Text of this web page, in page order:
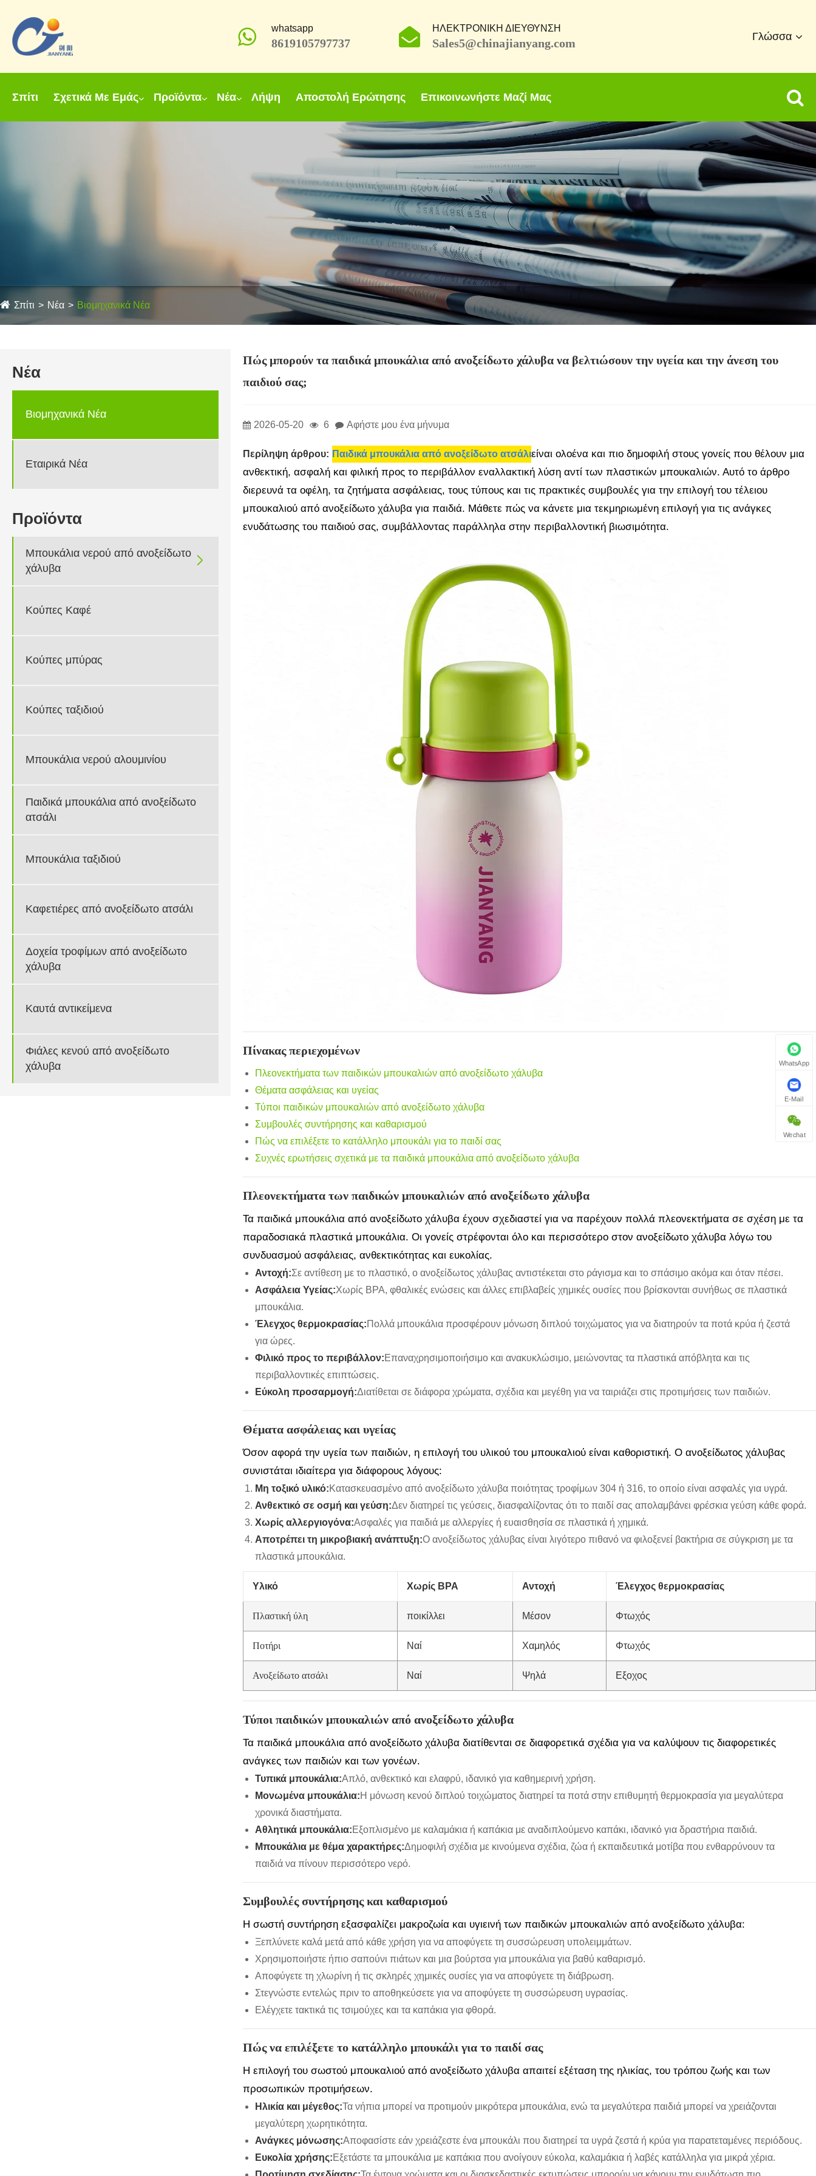
whatsapp
8619105797737
ΗΛΕΚΤΡΟΝΙΚΗ ΔΙΕΥΘΥΝΣΗ
Sales5@chinajianyang.com
Γλώσσα
Σπίτι Σχετικά Με Εμάς Προϊόντα Νέα Λήψη Αποστολή Ερώτησης Επικοινωνήστε Μαζί Μας
Σπίτι Νέα Βιομηχανικά Νέα
Νέα
Βιομηχανικά Νέα
Εταιρικά Νέα
Προϊόντα
Μπουκάλια νερού από ανοξείδωτο
χάλυβα

Κούπες Καφέ
Κούπες μπύρας
Κούπες ταξιδιού
Μπουκάλια νερού αλουμινίου
Παιδικά μπουκάλια από ανοξείδωτο
ατσάλι
Μπουκάλια ταξιδιού
Καφετιέρες από ανοξείδωτο ατσάλι
Δοχεία τροφίμων από ανοξείδωτο
χάλυβα
Καυτά αντικείμενα
Φιάλες κενού από ανοξείδωτο
χάλυβα
Πώς μπορούν τα παιδικά μπουκάλια από ανοξείδωτο χάλυβα να βελτιώσουν την υγεία και την άνεση του
παιδιού σας;
2026-05-20 6 Αφήστε μου ένα μήνυμα
Περίληψη άρθρου: Παιδικά μπουκάλια από ανοξείδωτο ατσάλιείναι ολοένα και πιο δημοφιλή στους γονείς που θέλουν μια
ανθεκτική, ασφαλή και φιλική προς το περιβάλλον εναλλακτική λύση αντί των πλαστικών μπουκαλιών. Αυτό το άρθρο
διερευνά τα οφέλη, τα ζητήματα ασφάλειας, τους τύπους και τις πρακτικές συμβουλές για την επιλογή του τέλειου
μπουκαλιού από ανοξείδωτο χάλυβα για παιδιά. Μάθετε πώς να κάνετε μια τεκμηριωμένη επιλογή για τις ανάγκες
ενυδάτωσης του παιδιού σας, συμβάλλοντας παράλληλα στην περιβαλλοντική βιωσιμότητα.
Πίνακας περιεχομένων
Πλεονεκτήματα των παιδικών μπουκαλιών από ανοξείδωτο χάλυβα
Θέματα ασφάλειας και υγείας
Τύποι παιδικών μπουκαλιών από ανοξείδωτο χάλυβα
Συμβουλές συντήρησης και καθαρισμού
Πώς να επιλέξετε το κατάλληλο μπουκάλι για το παιδί σας
Συχνές ερωτήσεις σχετικά με τα παιδικά μπουκάλια από ανοξείδωτο χάλυβα
Πλεονεκτήματα των παιδικών μπουκαλιών από ανοξείδωτο χάλυβα
Τα παιδικά μπουκάλια από ανοξείδωτο χάλυβα έχουν σχεδιαστεί για να παρέχουν πολλά πλεονεκτήματα σε σχέση με τα
παραδοσιακά πλαστικά μπουκάλια. Οι γονείς στρέφονται όλο και περισσότερο στον ανοξείδωτο χάλυβα λόγω του
συνδυασμού ασφάλειας, ανθεκτικότητας και ευκολίας.
Αντοχή:Σε αντίθεση με το πλαστικό, ο ανοξείδωτος χάλυβας αντιστέκεται στο ράγισμα και το σπάσιμο ακόμα και όταν πέσει.
Ασφάλεια Υγείας:Χωρίς BPA, φθαλικές ενώσεις και άλλες επιβλαβείς χημικές ουσίες που βρίσκονται συνήθως σε πλαστικά
μπουκάλια.
Έλεγχος θερμοκρασίας:Πολλά μπουκάλια προσφέρουν μόνωση διπλού τοιχώματος για να διατηρούν τα ποτά κρύα ή ζεστά
για ώρες.
Φιλικό προς το περιβάλλον:Επαναχρησιμοποιήσιμο και ανακυκλώσιμο, μειώνοντας τα πλαστικά απόβλητα και τις
περιβαλλοντικές επιπτώσεις.
Εύκολη προσαρμογή:Διατίθεται σε διάφορα χρώματα, σχέδια και μεγέθη για να ταιριάζει στις προτιμήσεις των παιδιών.
Θέματα ασφάλειας και υγείας
Όσον αφορά την υγεία των παιδιών, η επιλογή του υλικού του μπουκαλιού είναι καθοριστική. Ο ανοξείδωτος χάλυβας
συνιστάται ιδιαίτερα για διάφορους λόγους:
Μη τοξικό υλικό:Κατασκευασμένο από ανοξείδωτο χάλυβα ποιότητας τροφίμων 304 ή 316, το οποίο είναι ασφαλές για υγρά.
Ανθεκτικό σε οσμή και γεύση:Δεν διατηρεί τις γεύσεις, διασφαλίζοντας ότι το παιδί σας απολαμβάνει φρέσκια γεύση κάθε φορά.
Χωρίς αλλεργιογόνα:Ασφαλές για παιδιά με αλλεργίες ή ευαισθησία σε πλαστικά ή χημικά.
Αποτρέπει τη μικροβιακή ανάπτυξη:Ο ανοξείδωτος χάλυβας είναι λιγότερο πιθανό να φιλοξενεί βακτήρια σε σύγκριση με τα
πλαστικά μπουκάλια.
Υλικό Χωρίς BPA Αντοχή Έλεγχος θερμοκρασίας
Πλαστική ύλη ποικίλλει Μέσον Φτωχός
Ποτήρι Ναί Χαμηλός Φτωχός
Ανοξείδωτο ατσάλι Ναί Ψηλά Εξοχος
Τύποι παιδικών μπουκαλιών από ανοξείδωτο χάλυβα
Τα παιδικά μπουκάλια από ανοξείδωτο χάλυβα διατίθενται σε διαφορετικά σχέδια για να καλύψουν τις διαφορετικές
ανάγκες των παιδιών και των γονέων.
Τυπικά μπουκάλια:Απλό, ανθεκτικό και ελαφρύ, ιδανικό για καθημερινή χρήση.
Μονωμένα μπουκάλια:Η μόνωση κενού διπλού τοιχώματος διατηρεί τα ποτά στην επιθυμητή θερμοκρασία για μεγαλύτερα
χρονικά διαστήματα.
Αθλητικά μπουκάλια:Εξοπλισμένο με καλαμάκια ή καπάκια με αναδιπλούμενο καπάκι, ιδανικό για δραστήρια παιδιά.
Μπουκάλια με θέμα χαρακτήρες:Δημοφιλή σχέδια με κινούμενα σχέδια, ζώα ή εκπαιδευτικά μοτίβα που ενθαρρύνουν τα
παιδιά να πίνουν περισσότερο νερό.
Συμβουλές συντήρησης και καθαρισμού
Η σωστή συντήρηση εξασφαλίζει μακροζωία και υγιεινή των παιδικών μπουκαλιών από ανοξείδωτο χάλυβα:
Ξεπλύνετε καλά μετά από κάθε χρήση για να αποφύγετε τη συσσώρευση υπολειμμάτων.
Χρησιμοποιήστε ήπιο σαπούνι πιάτων και μια βούρτσα για μπουκάλια για βαθύ καθαρισμό.
Αποφύγετε τη χλωρίνη ή τις σκληρές χημικές ουσίες για να αποφύγετε τη διάβρωση.
Στεγνώστε εντελώς πριν το αποθηκεύσετε για να αποφύγετε τη συσσώρευση υγρασίας.
Ελέγχετε τακτικά τις τσιμούχες και τα καπάκια για φθορά.
Πώς να επιλέξετε το κατάλληλο μπουκάλι για το παιδί σας
Η επιλογή του σωστού μπουκαλιού από ανοξείδωτο χάλυβα απαιτεί εξέταση της ηλικίας, του τρόπου ζωής και των
προσωπικών προτιμήσεων.
Ηλικία και μέγεθος:Τα νήπια μπορεί να προτιμούν μικρότερα μπουκάλια, ενώ τα μεγαλύτερα παιδιά μπορεί να χρειάζονται
μεγαλύτερη χωρητικότητα.
Ανάγκες μόνωσης:Αποφασίστε εάν χρειάζεστε ένα μπουκάλι που διατηρεί τα υγρά ζεστά ή κρύα για παρατεταμένες περιόδους.
Ευκολία χρήσης:Εξετάστε τα μπουκάλια με καπάκια που ανοίγουν εύκολα, καλαμάκια ή λαβές κατάλληλα για μικρά χέρια.
WhatsApp
E-Mail
Wechat